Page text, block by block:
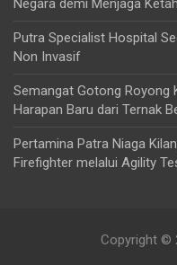
Negara demi Menjaga
Putra Specialist Hospital
Non Invasif
Semangat Gotong Royong
Harapan Baru dari Ternak
Pertamina Patra Niaga
Firefighter melalui Agility
Copyright ©